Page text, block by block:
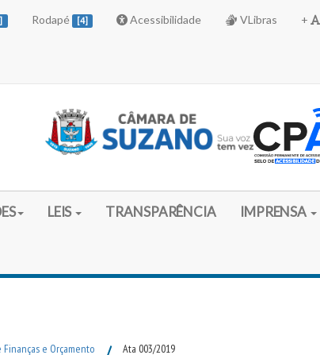
Rodapé [4] Acessibilidade VLibras +
LEIS TRANSPARÊNCIA IMPRENSA
e Orçamento Ata 003/2019